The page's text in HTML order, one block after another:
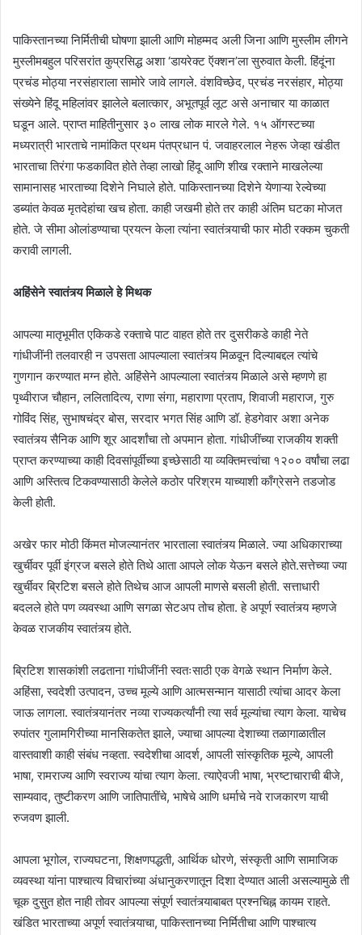
पाकिस्तानच्या निर्मितीची घोषणा झाली आणि मोहम्मद अली जिना आणि मुस्लीम लीगने
मुस्लीमबहुल परिसरांत कुप्रसिद्ध अशा ‘डायरेक्ट ऍक्शन’ला सुरुवात केली. हिंदूंना
प्रचंड मोठ्या नरसंहाराला सामोरे जावे लागले. वंशविच्छेद, प्रचंड नरसंहार, मोठ्या
संख्येने हिंदू महिलांवर झालेले बलात्कार, अभूतपूर्व लूट असे अनाचार या काळात
घडून आले. प्राप्त माहितीनुसार ३० लाख लोक मारले गेले. १५ ऑगस्टच्या
मध्यरात्री भारताचे नामांकित प्रथम पंतप्रधान पं. जवाहरलाल नेहरू जेव्हा खंडीत
भारताचा तिरंगा फडकावित होते तेव्हा लाखो हिंदू आणि शीख रक्ताने माखलेल्या
सामानासह भारताच्या दिशेने निघाले होते. पाकिस्तानच्या दिशेने येणाऱ्या रेल्वेच्या
डब्यांत केवळ मृतदेहांचा खच होता. काही जखमी होते तर काही अंतिम घटका मोजत
होते. जे सीमा ओलांडण्याचा प्रयत्न केला त्यांना स्वातंत्र्याची फार मोठी रक्कम चुकती
करावी लागली.
अहिंसेने स्वातंत्र्य मिळाले हे मिथक
आपल्या मातृभूमीत एकिकडे रक्ताचे पाट वाहत होते तर दुसरीकडे काही नेते
गांधीजींनी तलवारही न उपसता आपल्याला स्वातंत्र्य मिळवून दिल्याबद्दल त्यांचे
गुणगान करण्यात मग्न होते. अहिंसेने आपल्याला स्वातंत्र्य मिळाले असे म्हणणे हा
पृथ्वीराज चौहान, ललितादित्य, राणा संगा, महाराणा प्रताप, शिवाजी महाराज, गुरु
गोविंद सिंह, सुभाषचंद्र बोस, सरदार भगत सिंह आणि डॉ. हेडगेवार अशा अनेक
स्वातंत्र्य सैनिक आणि शूर आदर्शांचा तो अपमान होता. गांधीजींच्या राजकीय शक्ती
प्राप्त करण्याच्या काही दिवसांपूर्वीच्या इच्छेसाठी या व्यक्तिमत्त्वांचा १२०० वर्षांचा लढा
आणि अस्तित्व टिकवण्यासाठी केलेले कठोर परिश्रम याच्याशी काँग्रेसने तडजोड
केली होती.
अखेर फार मोठी किंमत मोजल्यानंतर भारताला स्वातंत्र्य मिळाले. ज्या अधिकाराच्या
खुर्चीवर पूर्वी इंग्रज बसले होते तिथे आता आपले लोक येऊन बसले होते.सत्तेच्या ज्या
खुर्चीवर ब्रिटिश बसले होते तिथेच आज आपली माणसे बसली होती. सत्ताधारी
बदलले होते पण व्यवस्था आणि सगळा सेटअप तोच होता. हे अपूर्ण स्वातंत्र्य म्हणजे
केवळ राजकीय स्वातंत्र्य होते.
ब्रिटिश शासकांशी लढताना गांधीजींनी स्वतःसाठी एक वेगळे स्थान निर्माण केले.
अहिंसा, स्वदेशी उत्पादन, उच्च मूल्ये आणि आत्मसन्मान यासाठी त्यांचा आदर केला
जाऊ लागला. स्वातंत्र्यानंतर नव्या राज्यकर्त्यांनी त्या सर्व मूल्यांचा त्याग केला. याचेच
रुपांतर गुलामगिरीच्या मानसिकतेत झाले, ज्याचा आपल्या देशाच्या तळागाळातील
वास्तवाशी काही संबंध नव्हता. स्वदेशीचा आदर्श, आपली सांस्कृतिक मूल्ये, आपली
भाषा, रामराज्य आणि स्वराज्य यांचा त्याग केला. त्याऐवजी भाषा, भ्रष्टाचाराची बीजे,
साम्यवाद, तुष्टीकरण आणि जातिपातींचे, भाषेचे आणि धर्माचे नवे राजकारण याची
रुजवण झाली.
आपला भूगोल, राज्यघटना, शिक्षणपद्धती, आर्थिक धोरणे, संस्कृती आणि सामाजिक
व्यवस्था यांना पाश्चात्य विचारांच्या अंधानुकरणातून दिशा देण्यात आली असल्यामुळे ती
चूक दुसु्त होत नाही तोवर आपल्या संपूर्ण स्वातंत्र्याबाबत प्रश्नचिह्न कायम राहते.
खंडित भारताच्या अपूर्ण स्वातंत्र्याचा, पाकिस्तानच्या निर्मितीचा आणि पाश्चात्य